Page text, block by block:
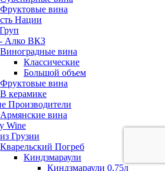
Фруктовые вина
Нации
Алко ВКЗ
Виноградные вина
Классические
Большой объем
Фруктовые вина
В керамике
Производители
Армянские вина
Wine
Грузии
Кварельский Погреб
Киндзмараули
Киндзмараули 0,75л